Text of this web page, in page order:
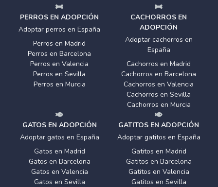
PERROS EN ADOPCIÓN
Adoptar perros en España
Perros en Madrid
Perros en Barcelona
Perros en Valencia
Perros en Sevilla
Perros en Murcia
CACHORROS EN
ADOPCIÓN
Adoptar cachorros en
España
Cachorros en Madrid
Cachorros en Barcelona
Cachorros en Valencia
Cachorros en Sevilla
Cachorros en Murcia
GATOS EN ADOPCIÓN
Adoptar gatos en España
Gatos en Madrid
Gatos en Barcelona
Gatos en Valencia
Gatos en Sevilla
GATITOS EN ADOPCIÓN
Adoptar gatitos en España
Gatitos en Madrid
Gatitos en Barcelona
Gatitos en Valencia
Gatitos en Sevilla